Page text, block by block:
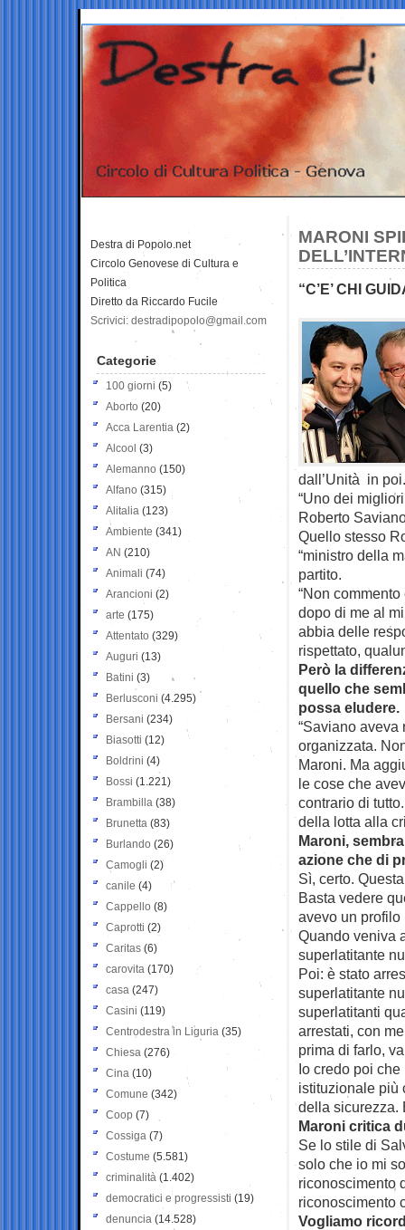
MARONI
“C’E’ CHI
dall’Unità in poi.
“Uno dei
Roberto
Quello stesso
“ministro della
partito.
“Non
dopo di me al
abbia delle
rispettato,
Però la
quello che
possa eludere.
“Saviano
organizzata.
Maroni. Ma
le cose che
contrario di
della lotta alla
Maroni,
azione che di
Sì, certo.
Basta vedere
avevo un profilo
Quando veniva
superlatitante
Poi: è stato
superlatitante
superlatitanti
arrestati, con
prima di farlo,
Io credo poi
istituzionale più
della sicurezza.
Maroni critica
Se lo stile di
solo che io mi
riconoscimento
riconoscimento
Vogliamo
Destra di Popolo.net
Circolo Genovese di Cultura e
Politica
Diretto da Riccardo Fucile
Scrivici: destradipopolo@gmail.com
Categorie
100 giorni (5)
Aborto (20)
Acca Larentia (2)
Alcool (3)
Alemanno (150)
Alfano (315)
Alitalia (123)
Ambiente (341)
AN (210)
Animali (74)
Arancioni (2)
arte (175)
Attentato (329)
Auguri (13)
Batini (3)
Berlusconi (4.295)
Bersani (234)
Biasotti (12)
Boldrini (4)
Bossi (1.221)
Brambilla (38)
Brunetta (83)
Burlando (26)
Camogli (2)
canile (4)
Cappello (8)
Caprotti (2)
Caritas (6)
carovita (170)
casa (247)
Casini (119)
Centrodestra in Liguria (35)
Chiesa (276)
Cina (10)
Comune (342)
Coop (7)
Cossiga (7)
Costume (5.581)
criminalità (1.402)
democratici e progressisti (19)
denuncia (14.528)